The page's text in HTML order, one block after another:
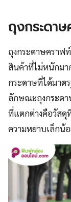
ถุงกระดาษ
ถุงกระดาษคราฟ
สินค้าที่ไม่หนักมา
กระดาษที่ได้มาต
ลักษณะถุงกระดา
ที่แตกต่างคือวัสดุ
ความหยาบเล็กน้